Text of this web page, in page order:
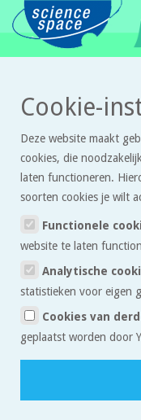
Leven en natuur >
ernaar kijken?
Hoe maak
en hoe
In een 3D-tekening zie je
de dingen om je heen.
kijkt met twee ogen in
kunnen we diepte zien?
Als je bijvoorbeeld kijkt
grootte en plaats. Dit
Cookie-
Deze website maakt
cookies, die
laten functioneren.
soorten cookies je wilt
Functionele
website te laten
Analytische
statistieken voor eigen
Cookies van
geplaatst worden door